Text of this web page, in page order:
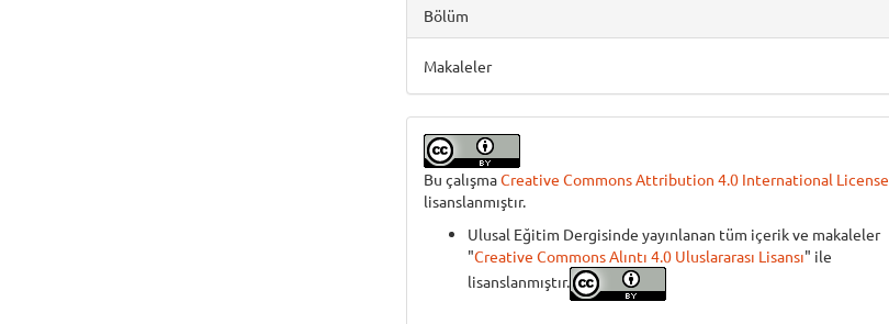
Bölüm
Makaleler
Bu çalışmaCreative Commons Attribution 4.0 International License
lisanslanmıştır.
Ulusal Eğitim Dergisinde yayınlanan tüm içerik ve makaleler
"Creative Commons Alıntı 4.0 Uluslararası Lisansı" ile
lisanslanmıştır.